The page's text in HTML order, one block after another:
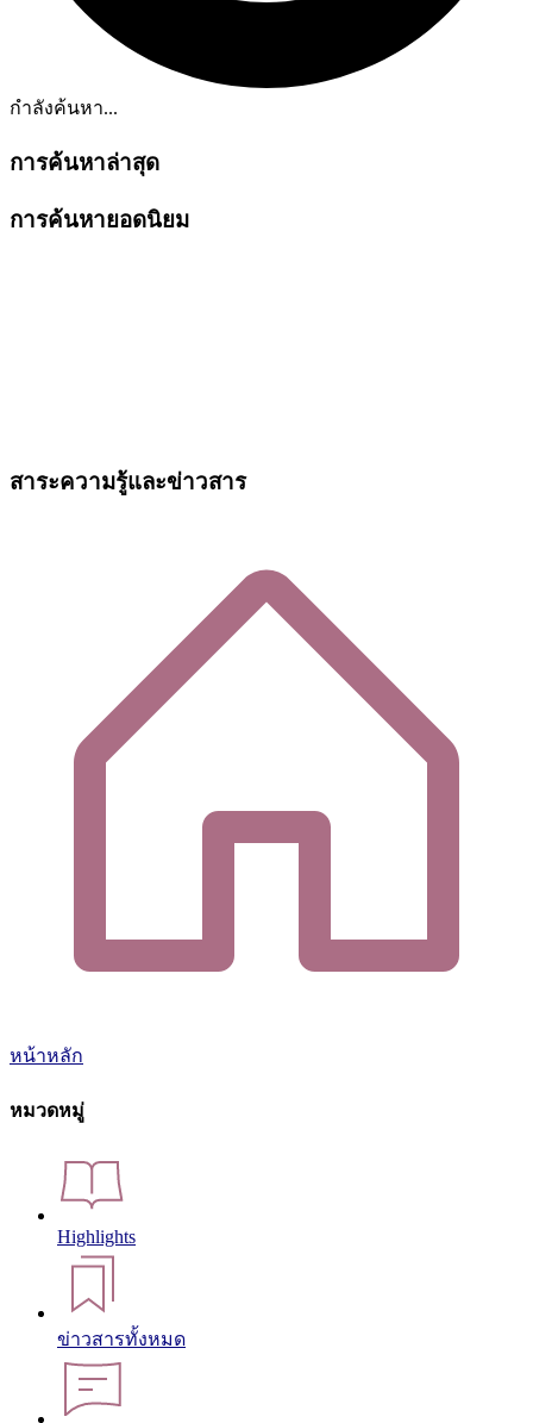
กำลังค้นหา...
การค้นหาล่าสุด
การค้นหายอดนิยม
สาระความรู้และข่าวสาร
หน้าหลัก
หมวดหมู่
Highlights
ข่าวสารทั้งหมด